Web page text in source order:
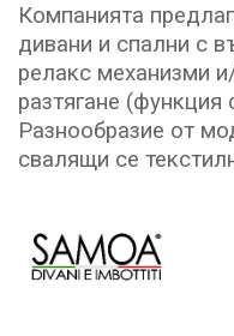
Компанията
дивани и спални с
релакс механизми
разтягане (функция
Разнообразие от
свалящи се